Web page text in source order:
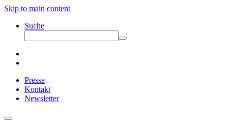
Skip to main content
Suche
Presse
Kontakt
Newsletter